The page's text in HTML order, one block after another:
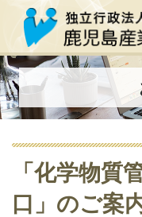
「化学物質
口」のご案